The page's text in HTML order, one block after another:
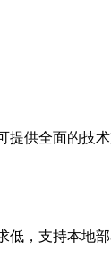
提供全面的技
低，支持本地